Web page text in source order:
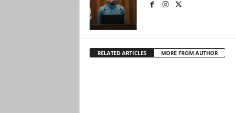
RELATED ARTICLES MORE FROM AUTHOR